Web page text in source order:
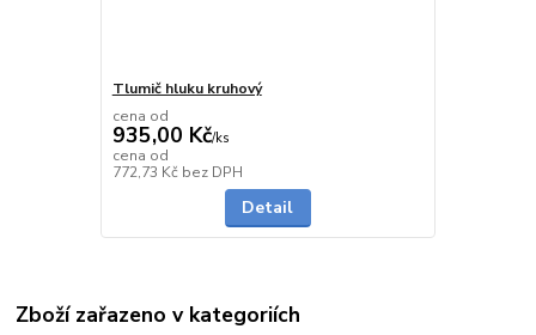
Tlumič hluku kruhový
cena od
935,00 Kč/ks
cena od
772,73 Kč bez DPH
Detail
Zboží zařazeno v kategoriích